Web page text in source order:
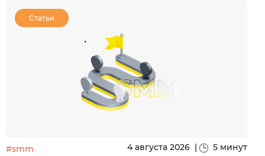
Статьи
#smm 4 августа 2026 | 5 минут